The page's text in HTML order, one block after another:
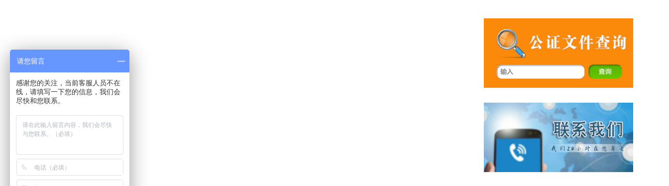
请您留言
感谢您的关注，当前客服人员不在
线，请填写一下您的信息，我们会
尽快和您联系。